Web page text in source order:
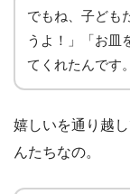
でもね、子ども
うよ！」「お皿
てくれたんです
嬉しいを通り越
んたちなの。